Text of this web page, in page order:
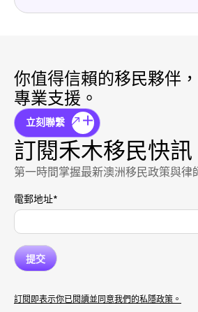
你值得信賴的移民夥伴
專業支援。
立刻聯繫
訂閱禾木移民快訊
第一時間掌握最新澳洲移民政策與律
電郵地址*
訂閱即表示你已閱讀並同意我們的私隱政策。